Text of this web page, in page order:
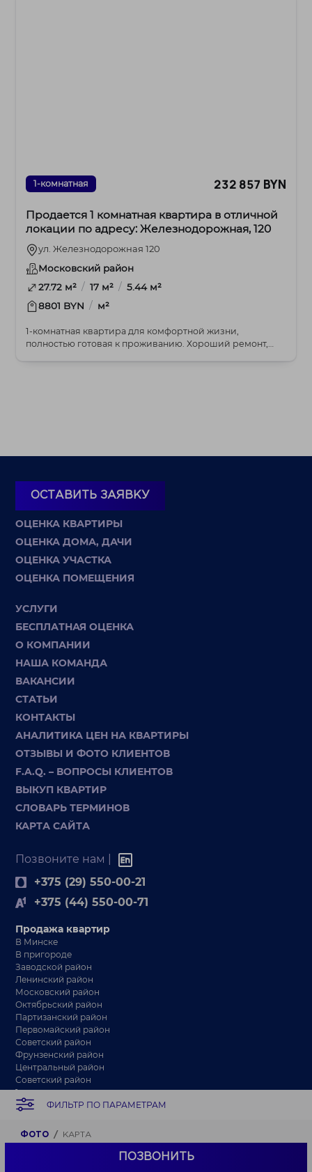
ФИЛЬТР ПО ПАРАМЕТРАМ
ФОТО КАРТА
ПОЗВОНИТЬ
1-комнатная 232 857 BYN
Продается 1 комнатная квартира в отличной
локации по адресу: Железнодорожная, 120
ул. Железнодорожная 120
Московский район
27.72 м² / 17 м² / 5.44 м²
8801 BYN / м²
1-комнатная квартира для комфортной жизни,
полностью готовая к проживанию. Хороший ремонт,
ОСТАВИТЬ ЗАЯВКУ
ОЦЕНКА КВАРТИРЫ
ОЦЕНКА ДОМА, ДАЧИ
ОЦЕНКА УЧАСТКА
ОЦЕНКА ПОМЕЩЕНИЯ
УСЛУГИ
БЕСПЛАТНАЯ ОЦЕНКА
О КОМПАНИИ
НАША КОМАНДА
ВАКАНСИИ
СТАТЬИ
КОНТАКТЫ
АНАЛИТИКА ЦЕН НА КВАРТИРЫ
ОТЗЫВЫ И ФОТО КЛИЕНТОВ
F.A.Q. – ВОПРОСЫ КЛИЕНТОВ
ВЫКУП КВАРТИР
СЛОВАРЬ ТЕРМИНОВ
КАРТА САЙТА
Позвоните нам |
+375 (29) 550-00-21
+375 (44) 550-00-71
Продажа квартир
В Минске
В пригороде
Заводской район
Ленинский район
Московский район
Октябрьский район
Партизанский район
Первомайский район
Советский район
Фрунзенский район
Центральный район
Советский район
1-комнатные
2-комнатные
4-комнатные
Квартиры-студии